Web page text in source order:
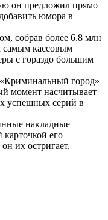
он предложил прямо
юмора в
собрав более 6.8 млн
самым кассовым
с гораздо большим
город»
момент насчитывает
успешных серий в
накладные
карточкой его
их остригает,